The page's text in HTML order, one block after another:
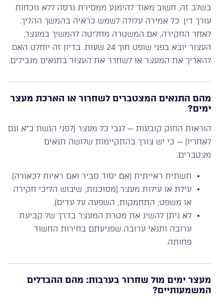
בשלב זה, חשוב מאוד להימנע ממסירת גרסה ללא נוכחות
עורך דין. כל אמירה עלולה לשמש כראיה בהמשך ההליך.
לאחר החקירה, אם המשטרה מחליטה להמשיך במעצר,
העצור יובא בפני שופט תוך 24 שעות. בדיון זה יוחלט האם
להאריך את המעצר או לשחרר את העצור בתנאים מגבילים.
מהם התנאים המצטברים לשחרור או הארכת מעצר
ימים?
הוראות החוק קובעות — לגבי כל מעצר (לפני הגשת כ”א וגם
לאחריו) — כי יש צורך בהתקיימות שלושה תנאים
מצטברים:
תשתית ראייתית (אם יסוד סביר ואם ראיות לכאורה).
עילת או עילות מעצר (מסוכנות; שיבוש הליכי חקירה
או משפט; התחמקות; השפעה על עדים).
לא ניתן להשיג את מטרת המעצר בדרך של קביעת
ערובה ותנאי ערובה שפגיעתם בחירות החשוד
פחותה.
מעצר ימים מול שחרור בערבות: מהם ההבדלים
המשמעותיים?